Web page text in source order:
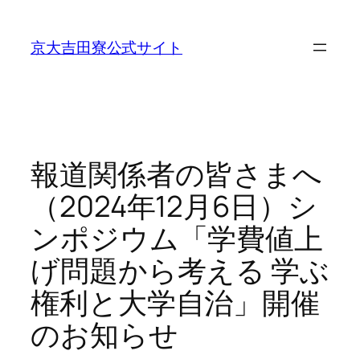
京大吉田寮公式サイト
報道関係者の皆さまへ
（2024年12月6日）シ
ンポジウム「学費値上
げ問題から考える 学ぶ
権利と大学自治」開催
のお知らせ